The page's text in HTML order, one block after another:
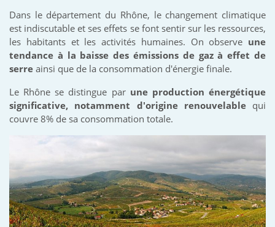
Dans le département du Rhône, le changement climatique
est indiscutable et ses effets se font sentir sur les ressources,
les habitants et les activités humaines. On observe une
tendance à la baisse des émissions de gaz à effet de
serre ainsi que de la consommation d'énergie finale.
Le Rhône se distingue par une production énergétique
significative, notamment d'origine renouvelablequi
couvre 8% de sa consommation totale.